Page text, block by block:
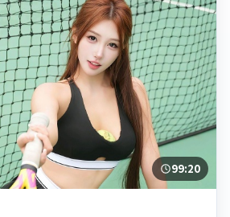
99:20